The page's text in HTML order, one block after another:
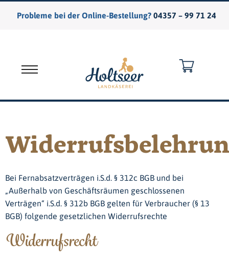
Probleme bei der Online-Bestellung? 04357 – 99 71 24
Bei Fernabsatzverträgen i.S.d. § 312c BGB und bei
„Außerhalb von Geschäftsräumen geschlossenen
Verträgen“ i.S.d. § 312b BGB gelten für Verbraucher (§ 13
BGB) folgende gesetzlichen Widerrufsrechte
Widerrufsrecht